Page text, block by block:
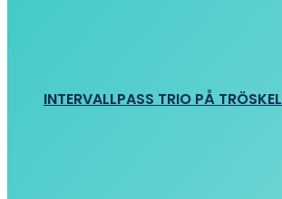
INTERVALLPASS TRIO PÅ TRÖSKEL